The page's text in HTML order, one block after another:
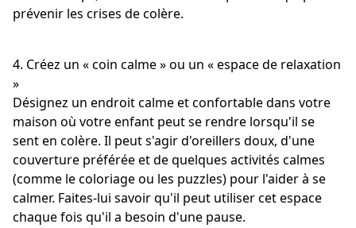
prévenir les crises de colère.
4. Créez un « coin calme » ou un « espace de relaxation
»
Désignez un endroit calme et confortable dans votre
maison où votre enfant peut se rendre lorsqu'il se
sent en colère. Il peut s'agir d'oreillers doux, d'une
couverture préférée et de quelques activités calmes
(comme le coloriage ou les puzzles) pour l'aider à se
calmer. Faites-lui savoir qu'il peut utiliser cet espace
chaque fois qu'il a besoin d'une pause.